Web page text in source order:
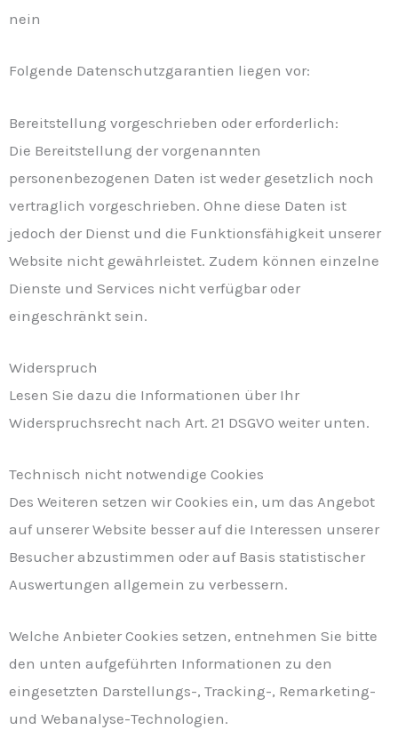
nein
Folgende Datenschutzgarantien liegen vor:
Bereitstellung vorgeschrieben oder erforderlich:
Die Bereitstellung der vorgenannten
personenbezogenen Daten ist weder gesetzlich noch
vertraglich vorgeschrieben. Ohne diese Daten ist
jedoch der Dienst und die Funktionsfähigkeit unserer
Website nicht gewährleistet. Zudem können einzelne
Dienste und Services nicht verfügbar oder
eingeschränkt sein.
Widerspruch
Lesen Sie dazu die Informationen über Ihr
Widerspruchsrecht nach Art. 21 DSGVO weiter unten.
Technisch nicht notwendige Cookies
Des Weiteren setzen wir Cookies ein, um das Angebot
auf unserer Website besser auf die Interessen unserer
Besucher abzustimmen oder auf Basis statistischer
Auswertungen allgemein zu verbessern.
Welche Anbieter Cookies setzen, entnehmen Sie bitte
den unten aufgeführten Informationen zu den
eingesetzten Darstellungs-, Tracking-, Remarketing-
und Webanalyse-Technologien.